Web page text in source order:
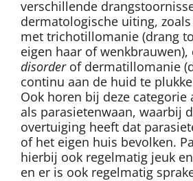
verschillende
dermatologische uiting,
met trichotillomanie (drang
eigen haar of wenkbrauwen),
disorderof dermatillomanie
continu aan de huid te
Ook horen bij deze categorie
als parasietenwaan, waarbij
overtuiging heeft dat
of het eigen huis bevolken.
hierbij ook regelmatig jeuk
en er is ook regelmatig